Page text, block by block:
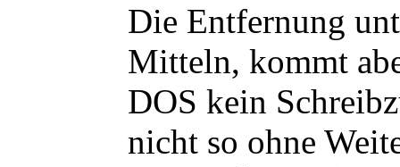
Die Entfernung
Mitteln, kommt
DOS kein
nicht so ohne